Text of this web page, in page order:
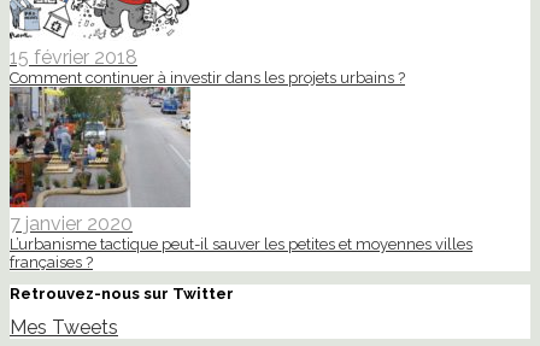
15 février 2018
Comment continuer à investir dans les projets urbains ?
7 janvier 2020
L’urbanisme tactique peut-il sauver les petites et moyennes villes
françaises ?
Retrouvez-nous sur Twitter
Mes Tweets